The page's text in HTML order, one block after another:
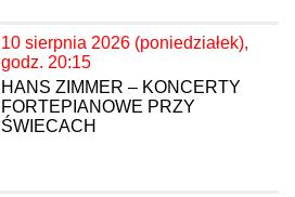
10 sierpnia 2026 (poniedziałek),
godz. 20:15
HANS ZIMMER – KONCERTY
FORTEPIANOWE PRZY
ŚWIECACH